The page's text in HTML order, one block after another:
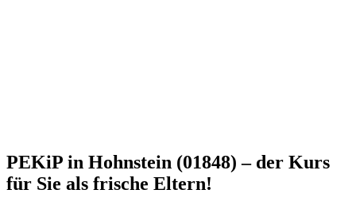
PEKiP in Hohnstein (01848) – der Kurs
für Sie als frische Eltern!